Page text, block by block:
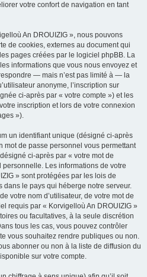
votre confort de navigation en tant
An DROUIZIG », nous pouvons
de cookies, externes au document qui
pages créées par le logiciel phpBB. La
informations que vous nous envoyez et
— mais n’est pas limité à — la
anonyme, l’inscription sur
ci-après par « votre compte ») et les
inscription et lors de votre connexion
»).
un identifiant unique (désigné ci-après
mot de passe personnel vous permettant
ci-après par « votre mot de
Les informations de votre
» sont protégées par les lois de
le pays qui héberge notre serveur.
votre nom d’utilisateur, de votre mot de
requis par « Korvigelloù An DROUIZIG »
ou facultatives, à la seule discrétion
tous les cas, vous pouvez contrôler
vous souhaitez rendre publiques ou non.
abonner ou non à la liste de diffusion du
sur votre compte.